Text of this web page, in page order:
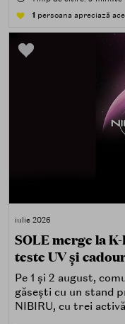
atingând,
1 persoana apreciază
iulie 2026
SOLE merge la
teste UV și
Pe 1 și 2 august,
găsești cu un stand
NIBIRU, cu trei